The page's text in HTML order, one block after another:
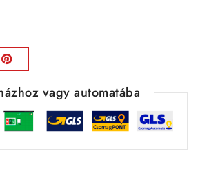
vagy automatába